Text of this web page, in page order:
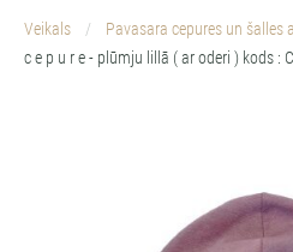
Veikals
Pavasara cepures un šalles
c e p u r e - plūmju lillā ( ar oderi ) kods :